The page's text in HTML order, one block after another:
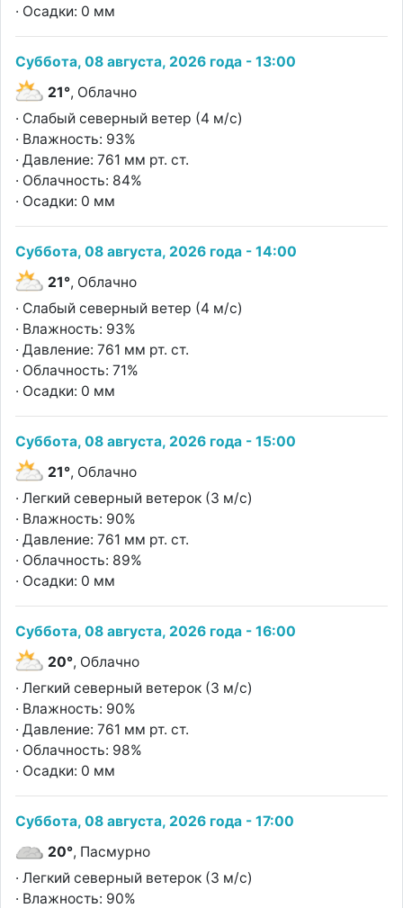
· Осадки: 0 мм
Суббота, 08 августа, 2026 года - 13:00
21°, Облачно
· Слабый северный ветер (4 м/с)
· Влажность: 93%
· Давление: 761 мм рт. ст.
· Облачность: 84%
· Осадки: 0 мм
Суббота, 08 августа, 2026 года - 14:00
21°, Облачно
· Слабый северный ветер (4 м/с)
· Влажность: 93%
· Давление: 761 мм рт. ст.
· Облачность: 71%
· Осадки: 0 мм
Суббота, 08 августа, 2026 года - 15:00
21°, Облачно
· Легкий северный ветерок (3 м/с)
· Влажность: 90%
· Давление: 761 мм рт. ст.
· Облачность: 89%
· Осадки: 0 мм
Суббота, 08 августа, 2026 года - 16:00
20°, Облачно
· Легкий северный ветерок (3 м/с)
· Влажность: 90%
· Давление: 761 мм рт. ст.
· Облачность: 98%
· Осадки: 0 мм
Суббота, 08 августа, 2026 года - 17:00
20°, Пасмурно
· Легкий северный ветерок (3 м/с)
· Влажность: 90%